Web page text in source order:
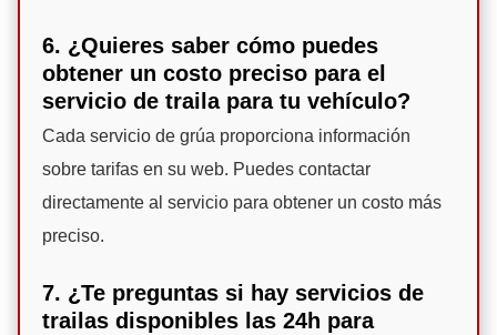
6. ¿Quieres saber cómo puedes
obtener un costo preciso para el
servicio de traila para tu vehículo?
Cada servicio de grúa proporciona información
sobre tarifas en su web. Puedes contactar
directamente al servicio para obtener un costo más
preciso.
7. ¿Te preguntas si hay servicios de
trailas disponibles las 24h para